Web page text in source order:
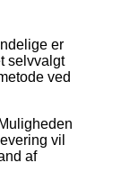
er
selvvalgt
ved
vil
af